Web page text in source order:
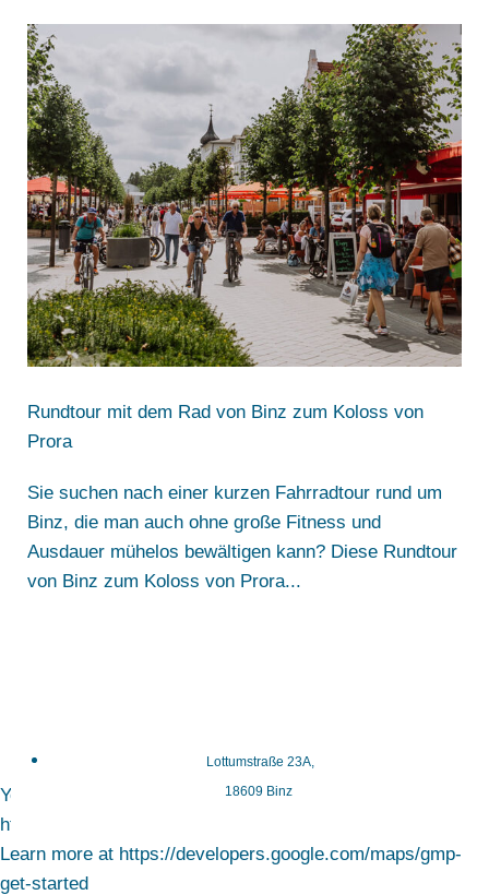
Rundtour mit dem Rad von Binz zum Koloss von
Prora
Sie suchen nach einer kurzen Fahrradtour rund um
Binz, die man auch ohne große Fitness und
Ausdauer mühelos bewältigen kann? Diese Rundtour
von Binz zum Koloss von Prora...
Lottumstraße 23A,
18609 Binz
You must enable Billing on the Google Cloud Project at
https://console.cloud.google.com/project/_/billing/enable
Learn more at https://developers.google.com/maps/gmp-
get-started